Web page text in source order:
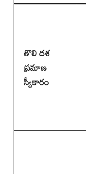
తొలి దశ
ప్రమాణ
స్వీకారం